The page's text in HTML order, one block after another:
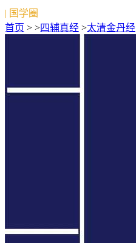
| 国学圈
首页 > >四辅真经 >太清金丹经